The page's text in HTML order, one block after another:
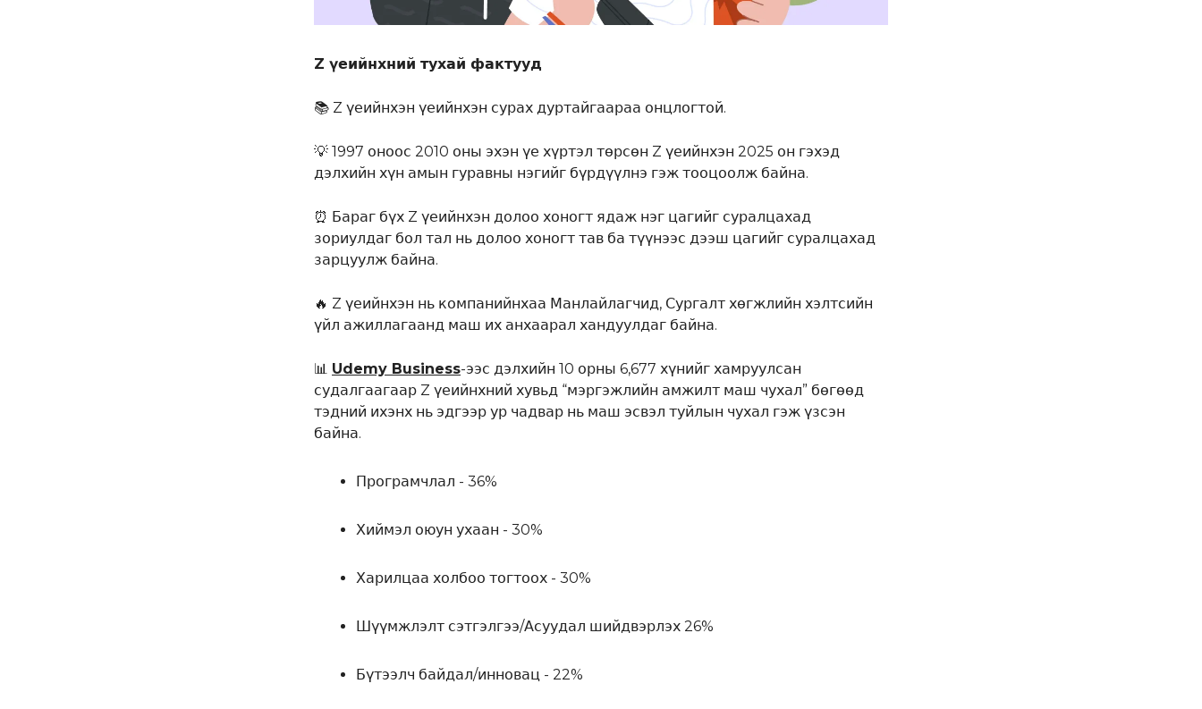
Z үеийнхний тухай фактууд
📚 Z үеийнхэн үеийнхэн сурах дуртайгаараа онцлогтой.
💡 1997 оноос 2010 оны эхэн үе хүртэл төрсөн Z үеийнхэн 2025 он гэхэд
дэлхийн хүн амын гуравны нэгийг бүрдүүлнэ гэж тооцоолж байна.
⏰ Бараг бүх Z үеийнхэн долоо хоногт ядаж нэг цагийг суралцахад
зориулдаг бол тал нь долоо хоногт тав ба түүнээс дээш цагийг суралцахад
зарцуулж байна.
🔥 Z үеийнхэн нь компанийнхаа Манлайлагчид, Сургалт хөгжлийн хэлтсийн
үйл ажиллагаанд маш их анхаарал хандуулдаг байна.
📊 Udemy Business-ээс дэлхийн 10 орны 6,677 хүнийг хамруулсан
судалгаагаар Z үеийнхний хувьд “мэргэжлийн амжилт маш чухал” бөгөөд
тэдний ихэнх нь эдгээр ур чадвар нь маш эсвэл туйлын чухал гэж үзсэн
байна.
Програмчлал - 36%
Хиймэл оюун ухаан - 30%
Харилцаа холбоо тогтоох - 30%
Шүүмжлэлт сэтгэлгээ/Асуудал шийдвэрлэх 26%
Бүтээлч байдал/инновац - 22%